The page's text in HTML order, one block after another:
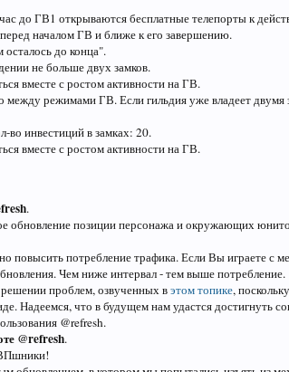
до ГВ1 открываются бесплатные телепорты к
началом ГВ и ближе к его завершению.
осталось до конца".
не больше двух замков.
вместе с ростом активности на ГВ.
между режимами ГВ. Если гильдия уже владеет двумя
во инвестиций в замках: 20.
вместе с ростом активности на ГВ.
.
обновление позиции персонажа и окружающих
повысить потребление трафика. Если Вы играете с
Чем ниже интервал - тем выше потребление.
проблем, озвученных вэтом топике,
Надеемся, что в будущем нам удастся достигнуть
@refresh.
@refresh.